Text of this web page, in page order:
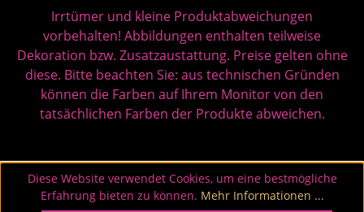
Irrtümer und kleine Produktabweichungen
vorbehalten! Abbildungen enthalten teilweise
Dekoration bzw. Zusatzaustattung. Preise gelten ohne
diese. Bitte beachten Sie: aus technischen Gründen
können die Farben auf Ihrem Monitor von den
tatsächlichen Farben der Produkte abweichen.
Diese Website verwendet Cookies, um eine bestmögliche
Erfahrung bieten zu können. Mehr Informationen ...